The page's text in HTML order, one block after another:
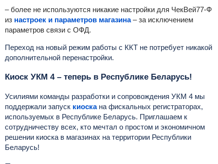
–более не используются никакие настройки для ЧекВей77-Ф
из настроек и параметров магазина– за исключением
параметров связи с ОФД.
Переход на новый режим работы с ККТ не потребует никакой
дополнительной перенастройки.
Киоск УКМ 4 – теперь в Республике Беларусь!
Усилиями команды разработки и сопровождения УКМ 4 мы
поддержали запуск киоскана фискальных регистраторах,
используемых в Республике Беларусь. Приглашаем к
сотрудничеству всех, кто мечтал о простом и экономичном
решении киоска в магазинах на территории Республики
Беларусь!